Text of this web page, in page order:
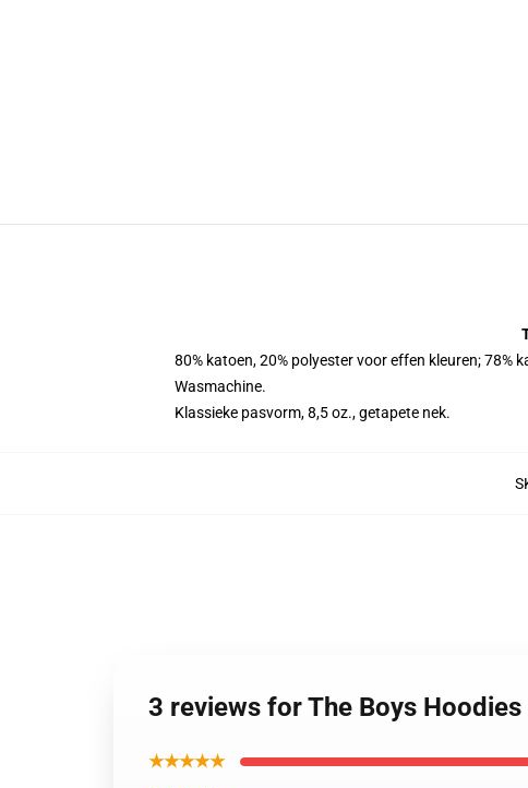
80% katoen, 20% polyester voor effen kleuren; 78%
Wasmachine.
Klassieke pasvorm, 8,5 oz., getapete nek.
3 reviews for The Boys
★★★★★